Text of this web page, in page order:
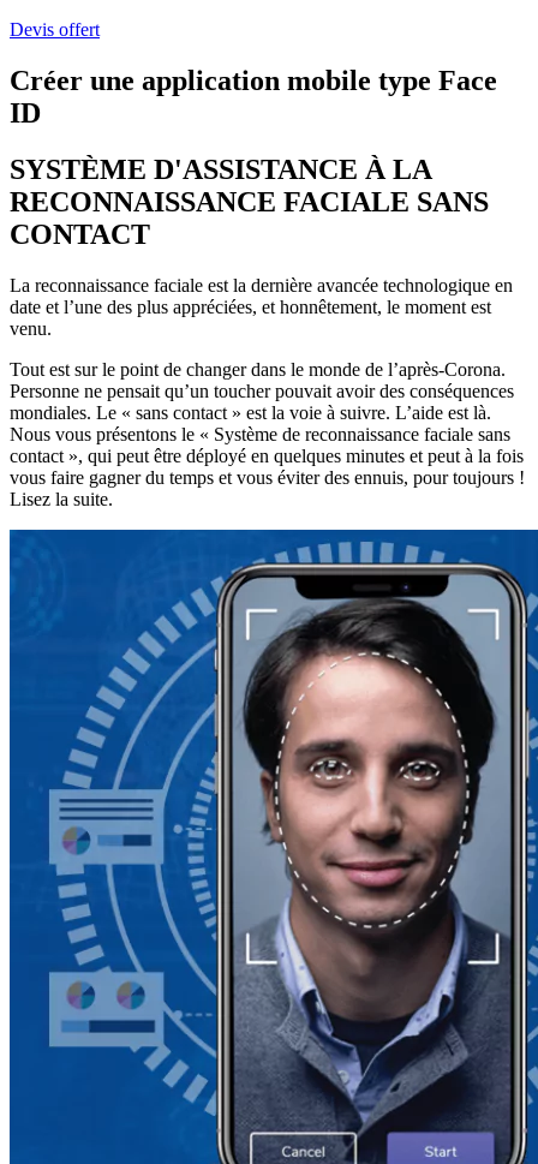
Devis offert
Créer une application mobile type Face
ID
SYSTÈME D'ASSISTANCE À LA
RECONNAISSANCE FACIALE SANS
CONTACT
La reconnaissance faciale est la dernière avancée technologique en
date et l’une des plus appréciées, et honnêtement, le moment est
venu.
Tout est sur le point de changer dans le monde de l’après-Corona.
Personne ne pensait qu’un toucher pouvait avoir des conséquences
mondiales. Le « sans contact » est la voie à suivre. L’aide est là.
Nous vous présentons le « Système de reconnaissance faciale sans
contact », qui peut être déployé en quelques minutes et peut à la fois
vous faire gagner du temps et vous éviter des ennuis, pour toujours !
Lisez la suite.